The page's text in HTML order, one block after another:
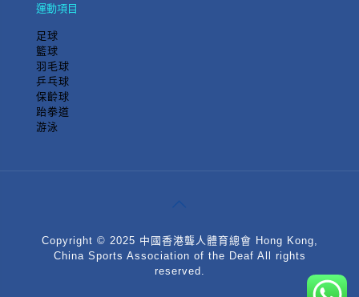
運動項目
足球
籃球
羽毛球
乒乓球
保齡球
跆拳道
游泳
Copyright © 2025 中國香港聾人體育總會 Hong Kong,
China Sports Association of the Deaf All rights
reserved.